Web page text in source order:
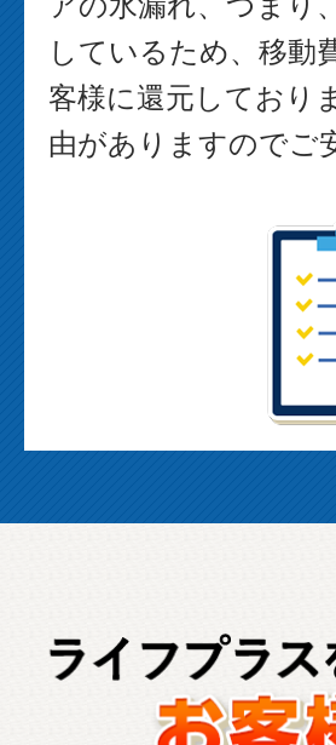
しているため、移動
客様に還元しており
由がありますのでご